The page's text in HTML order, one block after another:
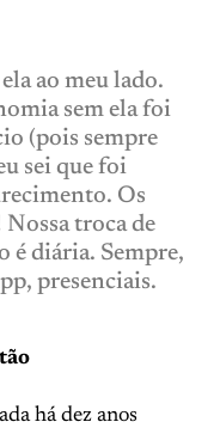
ao meu lado.
sem ela foi
(pois sempre
sei que foi
Os
troca de
é diária. Sempre,
presenciais.
há dez anos